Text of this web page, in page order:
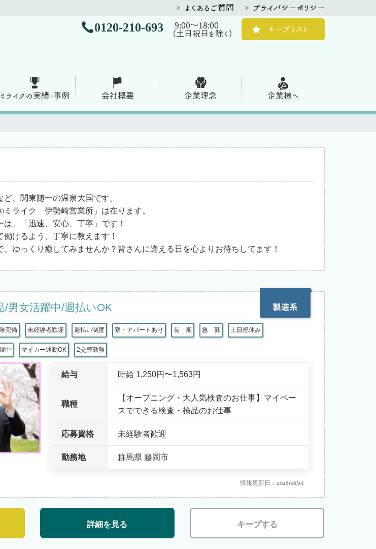
よくあるご質問 プライバシーポリシー
0120-210-693
9:00～18:00
（土日祝日を除く）
キープリスト
ミライクの実績・事例 会社概要 企業理念 企業様へ
、関東随一の温泉大国です。
ミライク 伊勢崎営業所」は在ります。
、「迅速、安心、丁寧」です！
けるよう、丁寧に教えます！
ゆっくり癒してみませんか？皆さんに逢える日を心よりお待ちしてます！
男女活躍中/週払いOK
完備 未経験者歓迎 週払い制度 寮・アパートあり 長 期 急 募 土日祝休み
中 マイカー通勤OK 2交替勤務
給与 時給 1,250円〜1,563円
職種
【オープニング・大人気検査のお仕事】マイペー
スでできる検査・検品のお仕事
応募資格 未経験者歓迎
勤務地 群馬県 藤岡市
情報更新日：2026/06/24
詳細を見る キープする